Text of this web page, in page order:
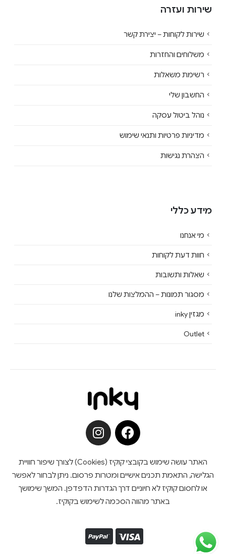
שירות ועזרה
שירות לקוחות – יצירת קשר
משלוחים והחזרות
רשימת משאלות
החשבון שלי
נוהל ביטול עסקה
מדיניות פרטיות ותנאי שימוש
הצהרת נגישות
מידע כללי
מי אנחנו
חוות דעת לקוחות
שאלות ותשובות
מסגור תמונות – ההמלצות שלנו
מגזין inky
Outlet
האתר עושה שימוש בקובצי קוקיז (Cookies) לצורך שיפור חוויית
הגלישה, התאמת תכנים אישיים ומטרות פרסום. ניתן לבחור לאפשר
או לחסום קוקיז לא חיוניים דרך הגדרות הדפדפן. המשך שימושך
באתר מהווה הסכמה לשימוש בקוקיז.